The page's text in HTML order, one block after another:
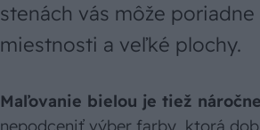
stenách vás môže
miestnosti a veľké plochy.
Maľovanie bielou je tiež